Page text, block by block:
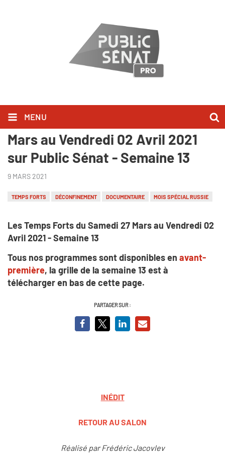
MENU
Les temps forts du Samedi 27
Mars au Vendredi 02 Avril 2021
sur Public Sénat - Semaine 13
9 MARS 2021
TEMPS FORTS DÉCONFINEMENT DOCUMENTAIRE MOIS SPÉCIAL RUSSIE
Les Temps Forts du Samedi 27 Mars au Vendredi 02
Avril 2021 - Semaine 13
Tous nos programmes sont disponibles en avant-
première, la grille de la semaine 13 est à
télécharger en bas de cette page.
PARTAGER SUR :
INÉDIT
RETOUR AU SALON
Réalisé par Frédéric Jacovlev